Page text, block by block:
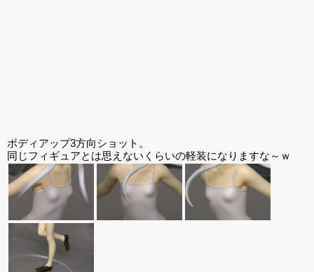
ボディアップ3方向ショット。
同じフィギュアとは思えないくらいの軽装になりますな～ｗ